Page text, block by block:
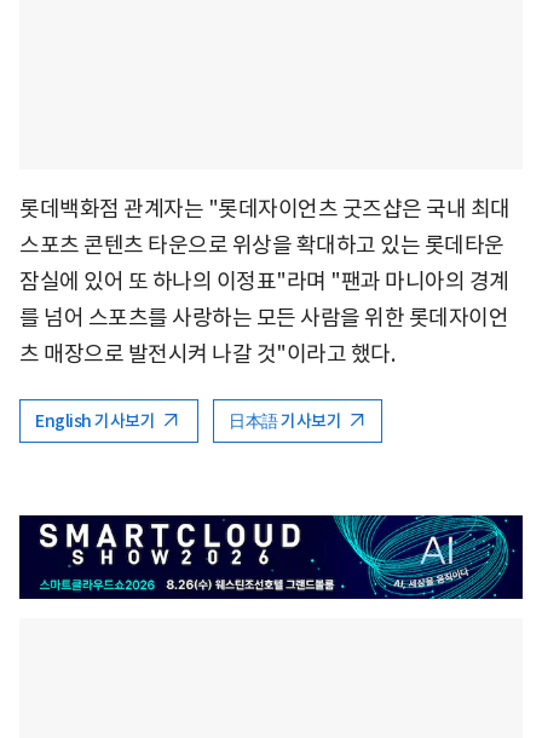
롯데백화점 관계자는 "롯데자이언츠 굿즈샵은 국내 최대
스포츠 콘텐츠 타운으로 위상을 확대하고 있는 롯데타운
잠실에 있어 또 하나의 이정표"라며 "팬과 마니아의 경계
를 넘어 스포츠를 사랑하는 모든 사람을 위한 롯데자이언
츠 매장으로 발전시켜 나갈 것"이라고 했다.
English 기사보기 日本語 기사보기